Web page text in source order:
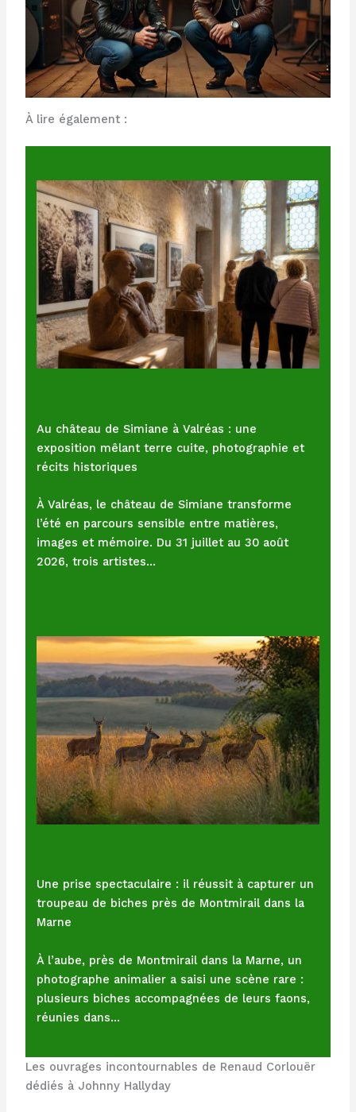
À lire également :
Au château de Simiane à Valréas : une
exposition mêlant terre cuite, photographie et
récits historiques
À Valréas, le château de Simiane transforme
l’été en parcours sensible entre matières,
images et mémoire. Du 31 juillet au 30 août
2026, trois artistes…
Une prise spectaculaire : il réussit à capturer un
troupeau de biches près de Montmirail dans la
Marne
À l’aube, près de Montmirail dans la Marne, un
photographe animalier a saisi une scène rare :
plusieurs biches accompagnées de leurs faons,
réunies dans…
Les ouvrages incontournables de Renaud Corlouër
dédiés à Johnny Hallyday